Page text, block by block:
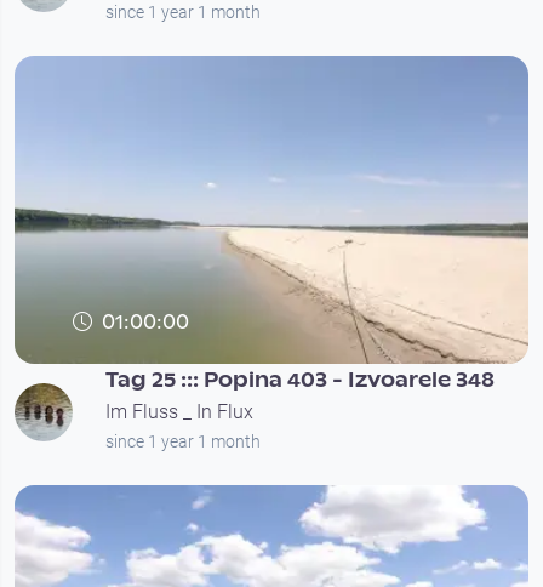
since 1 year 1 month
01:00:00
Tag 25 ::: Popina 403 - Izvoarele 348
Im Fluss _ In Flux
since 1 year 1 month